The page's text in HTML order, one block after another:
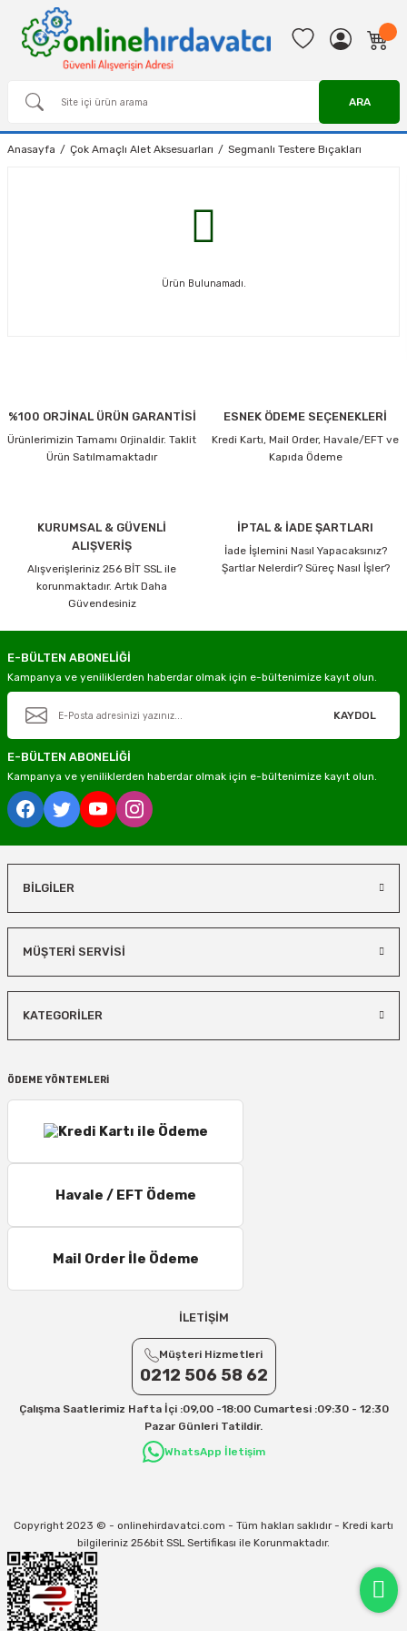
ARA
Anasayfa Çok Amaçlı Alet Aksesuarları Segmanlı Testere Bıçakları
Ürün Bulunamadı.
%100 ORJİNAL ÜRÜN GARANTİSİ
Ürünlerimizin Tamamı Orjinaldir. Taklit
Ürün Satılmamaktadır
ESNEK ÖDEME SEÇENEKLERİ
Kredi Kartı, Mail Order, Havale/EFT ve
Kapıda Ödeme
KURUMSAL & GÜVENLİ
ALIŞVERİŞ
Alışverişleriniz 256 BİT SSL ile
korunmaktadır. Artık Daha
Güvendesiniz
İPTAL & İADE ŞARTLARI
İade İşlemini Nasıl Yapacaksınız?
Şartlar Nelerdir? Süreç Nasıl İşler?
E-BÜLTEN ABONELİĞİ
Kampanya ve yeniliklerden haberdar olmak için e-bültenimize kayıt olun.
KAYDOL
E-BÜLTEN ABONELİĞİ
Kampanya ve yeniliklerden haberdar olmak için e-bültenimize kayıt olun.
BİLGİLER
MÜŞTERİ SERVİSİ
KATEGORİLER
ÖDEME YÖNTEMLERİ
Havale / EFT Ödeme
Mail Order İle Ödeme
İLETİŞİM
Müşteri Hizmetleri
0212 506 58 62
Çalışma Saatlerimiz Hafta İçi :09,00 -18:00 Cumartesi :09:30 - 12:30
Pazar Günleri Tatildir.
WhatsApp İletişim
Copyright 2023 © - onlinehirdavatci.com - Tüm hakları saklıdır - Kredi kartı
bilgileriniz 256bit SSL Sertifikası ile Korunmaktadır.